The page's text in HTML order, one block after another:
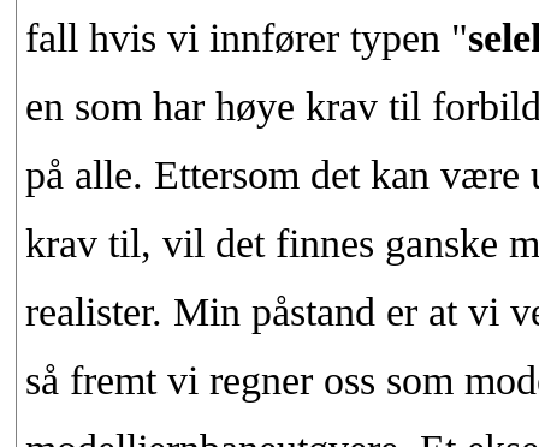
fall hvis vi innfører typen "
en som har høye krav til
på alle. Ettersom det kan være
krav til, vil det finnes ganske
realister. Min påstand er at vi
så fremt vi regner oss som